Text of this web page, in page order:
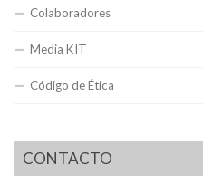
Colaboradores
Media KIT
Código de Ética
CONTACTO